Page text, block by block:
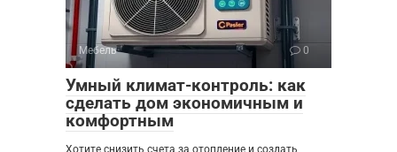
Мебель 0
Умный климат-контроль: как
сделать дом экономичным и
комфортным
Хотите снизить счета за отопление и создать